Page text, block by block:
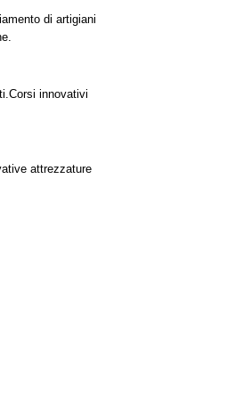
di artigiani
Corsi innovativi
attrezzature